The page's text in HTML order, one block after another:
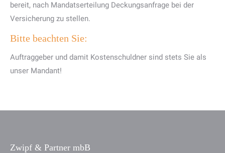
bereit, nach Mandatserteilung Deckungsanfrage bei der
Versicherung zu stellen.
Bitte beachten Sie:
Auftraggeber und damit Kostenschuldner sind stets Sie als
unser Mandant!
Zwipf & Partner mbB